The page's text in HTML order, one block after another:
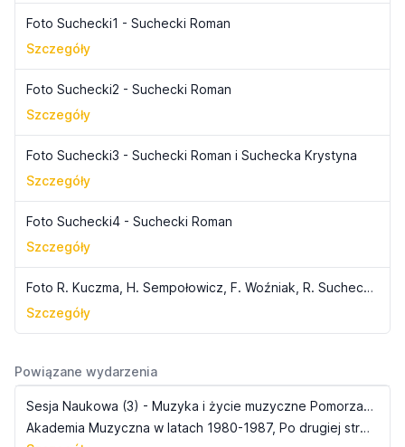
Foto Suchecki1 - Suchecki Roman
Szczegóły
Foto Suchecki2 - Suchecki Roman
Szczegóły
Foto Suchecki3 - Suchecki Roman i Suchecka Krystyna
Szczegóły
Foto Suchecki4 - Suchecki Roman
Szczegóły
Foto R. Kuczma, H. Sempołowicz, F. Woźniak, R. Suchecki w AM w Bydgoszczy w 1989 roku
Szczegóły
Powiązane wydarzenia
Sesja Naukowa (3) - Muzyka i życie muzyczne Pomorza i Kujaw
Akademia Muzyczna w latach 1980-1987, Po drugiej stronie pulpitu (lata 1945-1951)